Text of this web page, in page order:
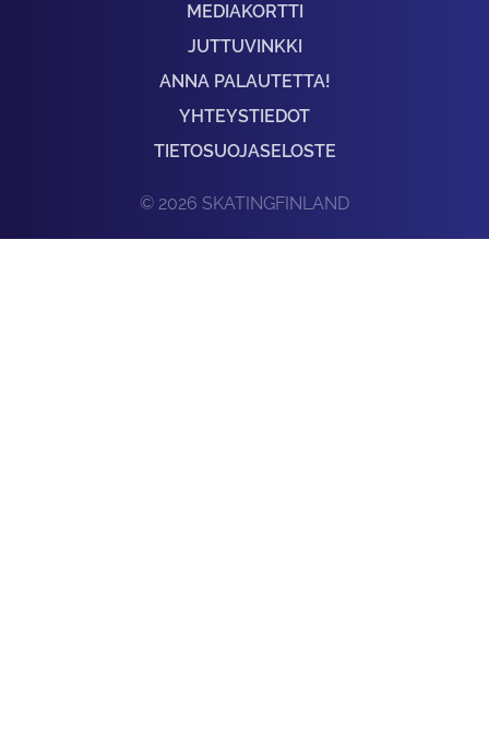
MEDIAKORTTI
JUTTUVINKKI
ANNA PALAUTETTA!
YHTEYSTIEDOT
TIETOSUOJASELOSTE
© 2026 SKATINGFINLAND